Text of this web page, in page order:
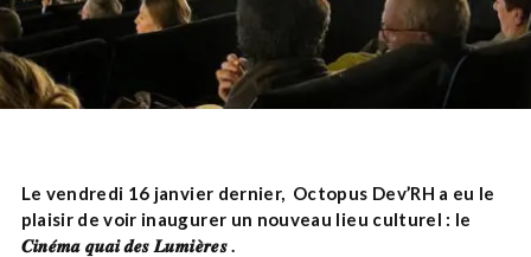
Le vendredi 16 janvier dernier, Octopus Dev’RH a eu le
plaisir de voir inaugurer un nouveau lieu culturel : le
𝑪𝒊𝒏𝒆́𝒎𝒂 𝒒𝒖𝒂𝒊 𝒅𝒆𝒔 𝑳𝒖𝒎𝒊𝒆̀𝒓𝒆𝒔 .